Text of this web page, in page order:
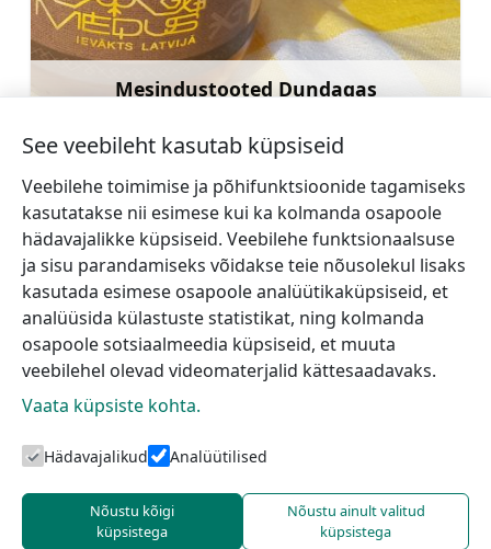
Mesindustooted Dundagas
Rohkem teavet
←Mazirbe Evangeelne
Luterlik Kirik
Pitragsi
Baptistikirik →
Talsi turismiinfokeskus
See veebileht kasutab küpsiseid
Veebilehe toimimise ja põhifunktsioonide tagamiseks
kasutatakse nii esimese kui ka kolmanda osapoole
hädavajalikke küpsiseid. Veebilehe funktsionaalsuse
ja sisu parandamiseks võidakse teie nõusolekul lisaks
kasutada esimese osapoole analüütikaküpsiseid, et
analüüsida külastuste statistikat, ning kolmanda
osapoole sotsiaalmeedia küpsiseid, et muuta
veebilehel olevad videomaterjalid kättesaadavaks.
Vaata küpsiste kohta.
Hädavajalikud Analüütilised
Nõustu kõigi
küpsistega
Nõustu ainult valitud
küpsistega